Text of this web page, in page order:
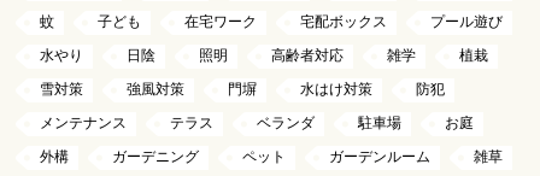
蚊
子ども 在宅ワーク 宅配ボックス
プール遊び
水やり
日陰 照明 高齢者対応 雑学
植栽
雪対策
強風対策 門塀 水はけ対策
防犯
メンテナンス
テラス ベランダ 駐車場
お庭
外構
ガーデニング ペット ガーデンルーム
雑草